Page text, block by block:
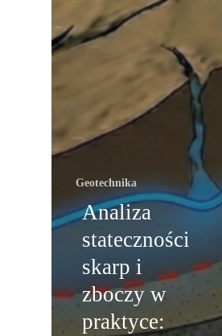
Geotechnika
Analiza
stateczności
skarp i
zboczy w
praktyce: